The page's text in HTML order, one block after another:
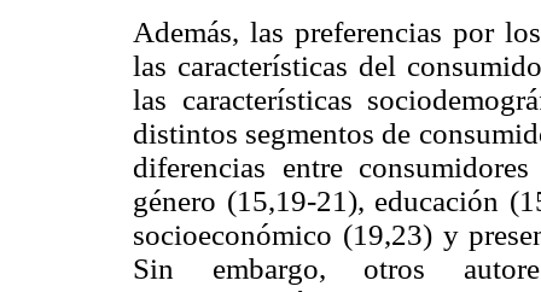
Además, las preferencias por
las características del
las características
distintos segmentos de
diferencias entre
género (15,19-21), educación
socioeconómico (19,23) y
Sin embargo, otros